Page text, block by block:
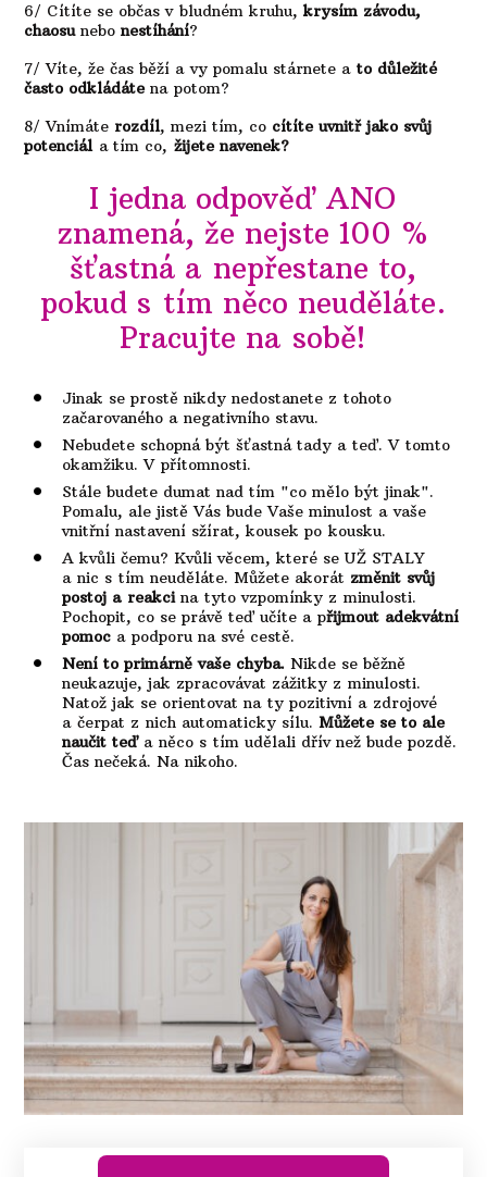
6/ Cítíte se občas v bludném kruhu,krysím závodu,
chaosunebonestíhání?
7/ Víte, že čas běží a vy pomalu stárnete ato důležité
často odkládátena potom?
8/ Vnímáte rozdíl, mezi tím, co cítíte uvnitř jako svůj
potenciál a tím co,žijete navenek?
I jedna odpověď ANO
znamená, že nejste 100 %
šťastná a nepřestane to,
pokud s tím něco neuděláte.
Pracujte na sobě!
Jinak se prostě nikdy nedostanete z tohoto
začarovaného a negativního stavu.
Nebudete schopná být šťastná tady a teď. V tomto
okamžiku. V přítomnosti.
Stále budete dumat nad tím "co mělo být jinak".
Pomalu, ale jistě Vás bude Vaše minulost a vaše
vnitřní nastavení sžírat, kousek po kousku.
A kvůli čemu? Kvůli věcem, které se UŽ STALY
a nic s tím neuděláte. Můžete akorát změnit svůj
postoj a reakcina tyto vzpomínky z minulosti.
Pochopit, co se právě teď učíte a přijmout adekvátní
pomoc a podporuna své cestě.
Není to primárně vaše chyba. Nikde se běžně
neukazuje, jak zpracovávat zážitky z minulosti.
Natož jak se orientovat na ty pozitivní a zdrojové
a čerpat z nich automaticky sílu. Můžete se to ale
naučit teďa něco s tím udělali dřív než bude pozdě.
Čas nečeká. Na nikoho.